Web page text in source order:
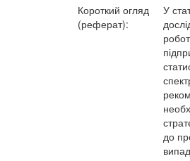
Короткий огляд
(реферат):
У
до